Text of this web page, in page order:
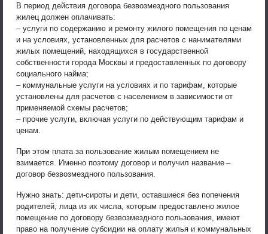
В период действия договора безвозмездного пользования
жилец должен оплачивать:
– услуги по содержанию и ремонту жилого помещения по ценам
и на условиях, установленных для расчетов с нанимателями
жилых помещений, находящихся в государственной
собственности города Москвы и предоставленных по договору
социального найма;
– коммунальные услуги на условиях и по тарифам, которые
установлены для расчетов с населением в зависимости от
применяемой схемы расчетов;
– прочие услуги, включая услуги по действующим тарифам и
ценам.
При этом плата за пользование жилым помещением не
взимается. Именно поэтому договор и получил название –
договор безвозмездного пользования.
Нужно знать: дети-сироты и дети, оставшиеся без попечения
родителей, лица из их числа, которым предоставлено жилое
помещение по договору безвозмездного пользования, имеют
право на получение субсидии на оплату жилья и коммунальных